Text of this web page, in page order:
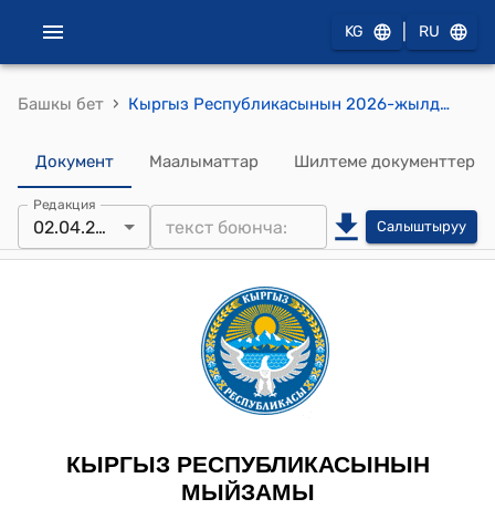
KG RU
Башкы бет › Кыргыз Республикасынын 2026-жылдын 2-апрели № 37 "2022-жылдын 11-ноябрында Самарканд шаарында кол коюлган 2009-жылдын 3-октябрындагы Түрк тилдүү мамлекеттердин кызматташуусунун кеңешин түзүү жөнүндө Нахчыван макулдашуусуна өзгөртүүлөрдү киргизүү тууралуу протоколду ратификациялоо жөнүндө" Мыйзамы
Документ Маалыматтар Шилтеме документтер
Редакция
02.04.2026 Салыштыруу